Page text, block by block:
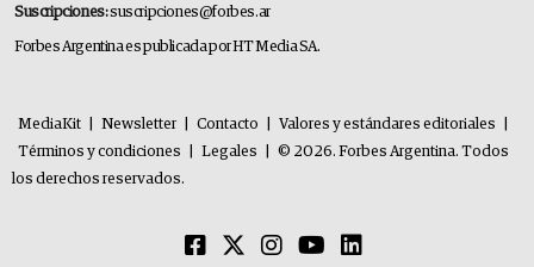
Suscripciones:suscripciones@forbes.ar
Forbes Argentina es publicada por HT Media SA.
MediaKit Newsletter Contacto Valores y estándares editoriales
Términos y condiciones
Legales
© 2026. Forbes Argentina. Todos
los derechos reservados.